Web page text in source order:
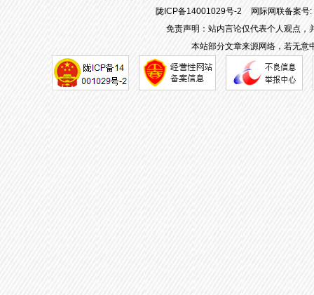
陇ICP备14001029号-2
网际网联备案
免责声明：站内言论仅代表个人观点，
本站部分文章来源网络，若无意